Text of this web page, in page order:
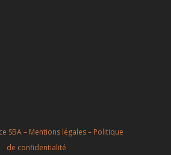
SBA– Mentions légales– Politique
de confidentialité